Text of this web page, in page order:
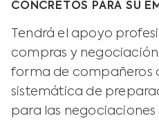
CONCRETOS PARA SU
Tendrá el apoyo
compras y
forma de compañeros
sistemática de
para las negociaciones